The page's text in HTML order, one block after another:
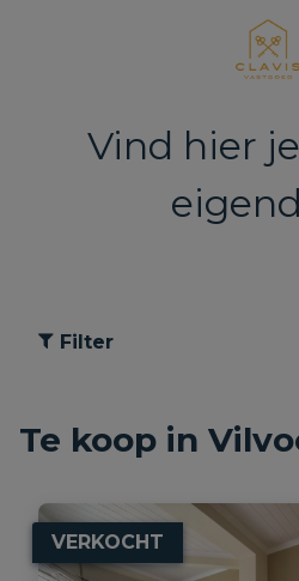
Vind hier
Filter
Te koop in
VERKOCHT